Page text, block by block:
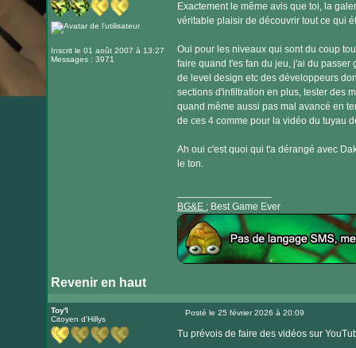
Inscrit le 01 août 2007 à 13:27
Messages : 3971
Exactement le même avis que toi, la
véritable plaisir de découvrir tout ce qui
Oui pour les niveaux qui sont du coup
faire quand t'es fan du jeu, j'ai du passer
de level design etc des développeurs
sections d'infiltration en plus, tester des
quand même aussi pas mal avancé en
de ces 4 comme pour la vidéo du tuyau
Ah oui c'est quoi qui t'a dérangé avec
le ton.
BG&E :Best Game Ever
Revenir en haut
le
internet
Toy'l
Citoyen d'Hillys
Posté le 25 février 2026 à 20:09
Tu prévois de faire des vidéos sur